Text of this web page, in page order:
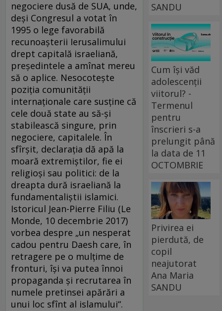
negociere dusă de SUA, unde,
deşi Congresul a votat în
1995 o lege favorabilă
recunoaşterii Ierusalimului
drept capitală israeliană,
preşedintele a amînat mereu
să o aplice. Nesocoteşte
poziţia comunităţii
internaţionale care susţine că
cele două state au să-şi
stabilească singure, prin
negociere, capitalele. În
sfîrşit, declaraţia dă apă la
moară extremiştilor, fie ei
religioşi sau politici: de la
dreapta dură israeliană la
fundamentaliştii islamici.
Istoricul Jean-Pierre Filiu (Le
Monde, 10 decembrie 2017)
vorbea despre „un nesperat
cadou pentru Daesh care, în
retragere pe o mulţime de
fronturi, îşi va putea înnoi
propaganda şi recrutarea în
numele pretinsei apărări a
unui loc sfînt al islamului“.
SANDU
Cum își văd
adolescenții
viitorul? -
Termenul
pentru
înscrieri s-a
prelungit până
la data de 11
OCTOMBRIE
Privirea ei
pierdută, de
copil
neajutorat
Ana Maria
SANDU